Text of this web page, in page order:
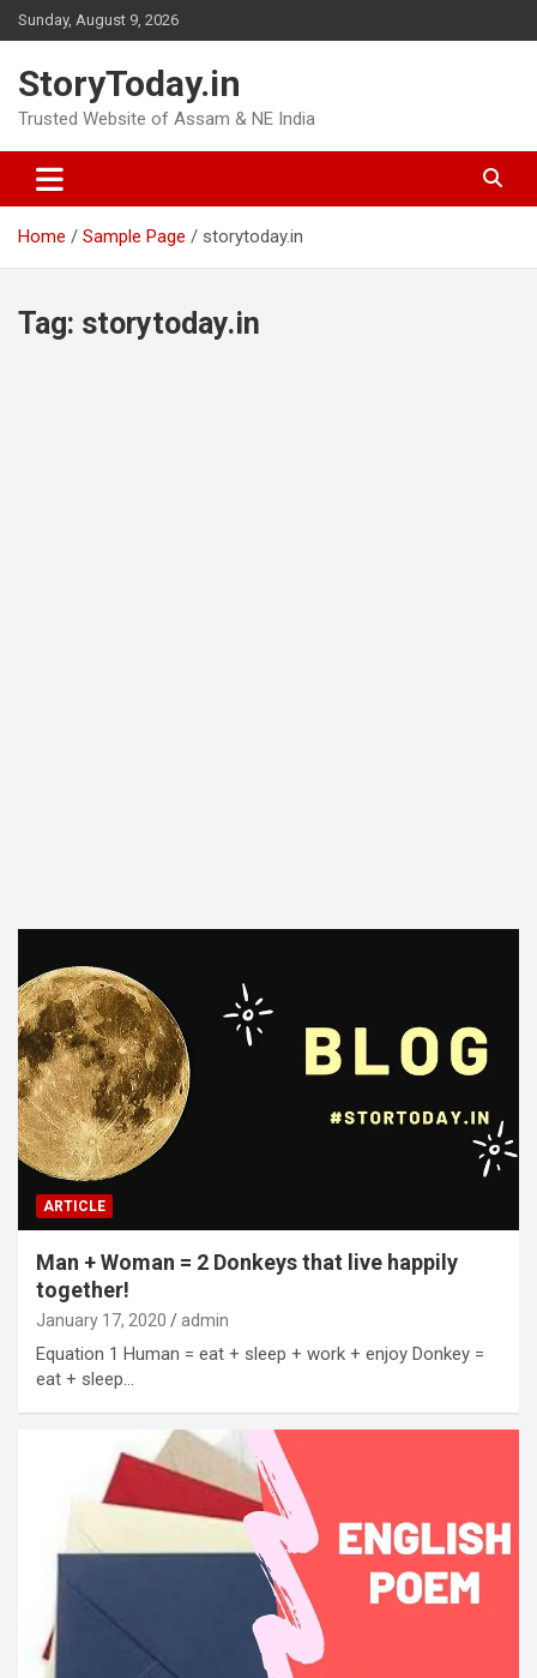
Skip
to
Sunday, August 9, 2026
StoryToday.in
Trusted Website of Assam & NE India
Home Sample Page storytoday.in
Tag: storytoday.in
ARTICLE
Man + Woman = 2 Donkeys that live happily
together!
January 17, 2020 admin
Equation 1 Human = eat + sleep + work + enjoy Donkey =
eat + sleep…